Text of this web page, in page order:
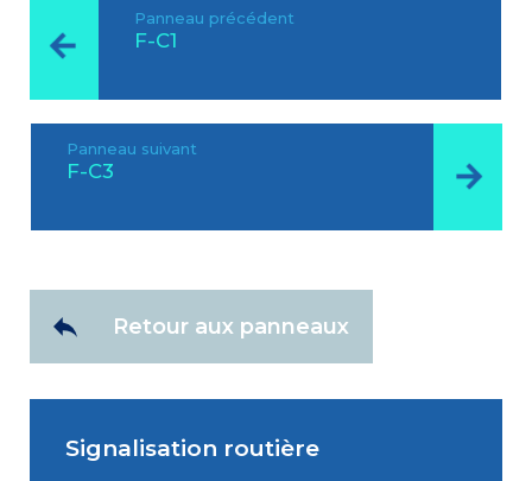
Panneau précédent
F-C1
Panneau suivant
F-C3
Retour aux panneaux
Signalisation routière